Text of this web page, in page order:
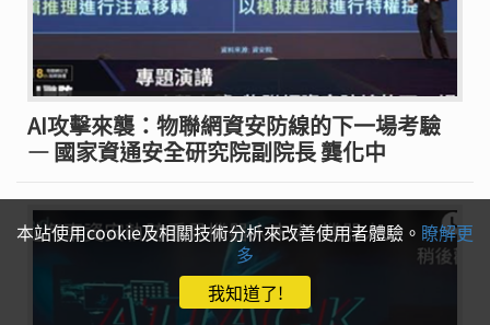
AI攻擊來襲：物聯網資安防線的下一場考驗
— 國家資通安全研究院副院長 龔化中
本站使用cookie及相關技術分析來改善使用者體驗。 瞭解更
多
我知道了!